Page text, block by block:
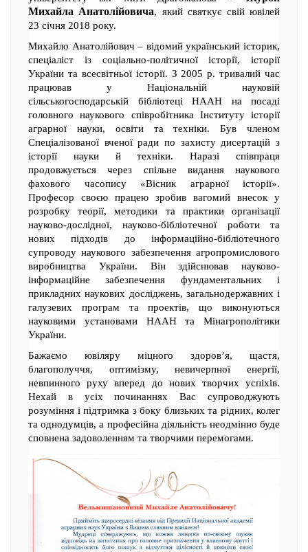
Михайла Анатолійовича, який святкує свій ювілей
23 січня 2018 року.
Михайло Анатолійович ‒ відомий український історик,
спеціаліст із соціально-політичної історії, історії
України та всесвітньої історії. З 2005 р. тривалий час
працював у Національній науковій
сільськогосподарській бібліотеці НААН на посаді
головного наукового співробітника Інституту історії
аграрної науки, освіти та техніки. Був членом
Спеціалізованої вченої ради по захисту дисертацій з
історії науки й техніки. Наразі співпраця
продовжується через спільне видання наукового
фахового часопису «Вісник аграрної історії».
Професор своєю працею зробив вагомий внесок у
розробку теорії, методики та практики організації
науково-дослідної, науково-бібліотечної роботи та
нових підходів до інформаційно-бібліотечного
супроводу наукового забезпечення агропромислового
виробництва України. Він здійснював науково-
інформаційне забезпечення фундаментальних і
прикладних наукових досліджень, загальнодержавних і
галузевих програм та проектів, що виконуються
науковими установами НААН та Мінагрополітики
України.
Бажаємо ювіляру міцного здоров’я, щастя,
благополуччя, оптимізму, невичерпної енергії,
невпинного руху вперед до нових творчих успіхів.
Нехай в усіх починаннях Вас супроводжують
розуміння і підтримка з боку близьких та рідних, колег
та однодумців, а професійна діяльність неодмінно буде
сповнена задоволенням та творчими перемогами.